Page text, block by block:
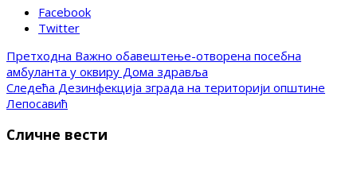
Facebook
Twitter
Претходна Важно обавештење-отворена посебна
амбуланта у оквиру Дома здравља
Следећа Дезинфекција зграда на територији општине
Лепосавић
Сличне вести